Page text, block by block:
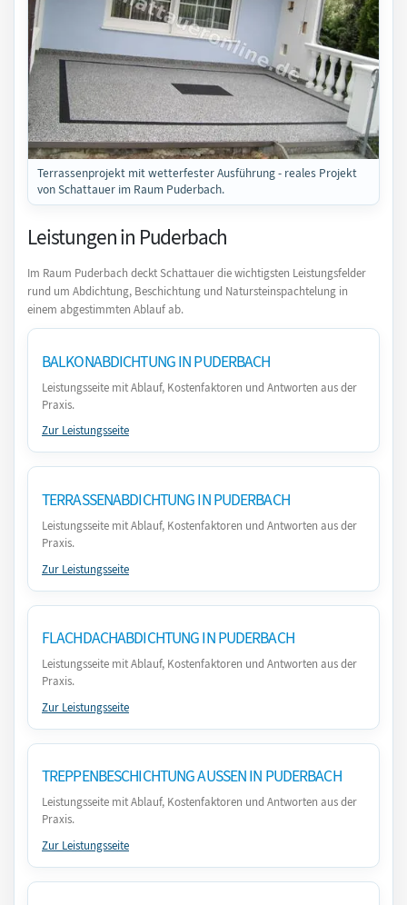
Terrassenprojekt mit wetterfester Ausführung - reales Projekt
von Schattauer im Raum Puderbach.
Leistungen in Puderbach
Im Raum Puderbach deckt Schattauer die wichtigsten Leistungsfelder
rund um Abdichtung, Beschichtung und Natursteinspachtelung in
einem abgestimmten Ablauf ab.
BALKONABDICHTUNG IN PUDERBACH
Leistungsseite mit Ablauf, Kostenfaktoren und Antworten aus der
Praxis.
Zur Leistungsseite
TERRASSENABDICHTUNG IN PUDERBACH
Leistungsseite mit Ablauf, Kostenfaktoren und Antworten aus der
Praxis.
Zur Leistungsseite
FLACHDACHABDICHTUNG IN PUDERBACH
Leistungsseite mit Ablauf, Kostenfaktoren und Antworten aus der
Praxis.
Zur Leistungsseite
TREPPENBESCHICHTUNG AUSSEN IN PUDERBACH
Leistungsseite mit Ablauf, Kostenfaktoren und Antworten aus der
Praxis.
Zur Leistungsseite